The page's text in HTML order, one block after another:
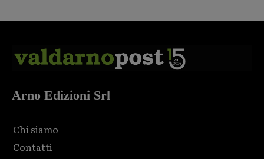
Arno Edizioni Srl
Chi siamo
Contatti